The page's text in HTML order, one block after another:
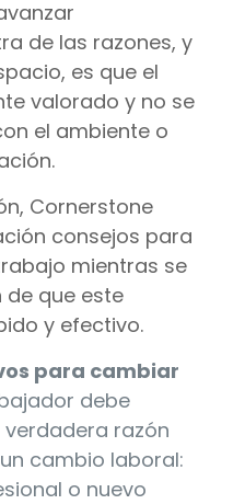
de las razones, y
es que el
valorado y no se
el ambiente o
Cornerstone
consejos para
mientras se
de que este
y efectivo.
para cambiar
debe
razón
cambio laboral:
o nuevo